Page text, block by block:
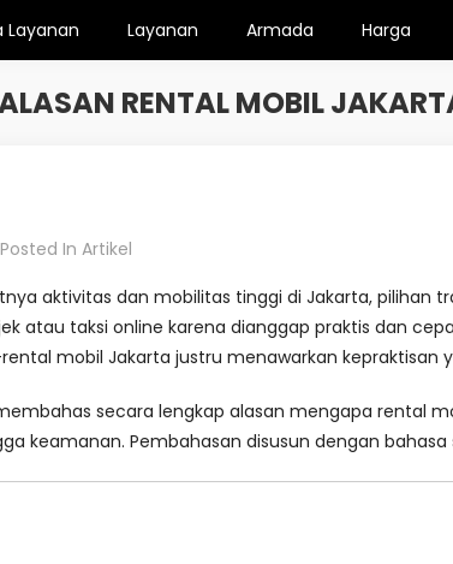
Layanan Layanan Armada Harga
RENTAL MOBIL
Posted In Artikel
aktivitas dan mobilitas tinggi di Jakarta, pilihan
atau taksi online karena dianggap praktis dan
mobil Jakarta justru menawarkan kepraktisan
secara lengkap alasan mengapa rental
keamanan. Pembahasan disusun dengan